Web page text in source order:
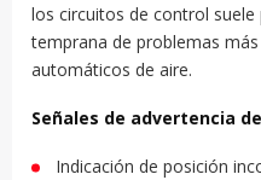
los circuitos de control
temprana de problemas
automáticos de aire.
Señales de advertencia
Indicación de posición